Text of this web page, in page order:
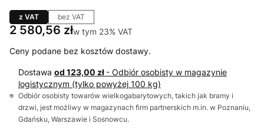
z VAT bez VAT
Cena
2 580,56 złw tym 23% VAT
w tym 23% VAT
Ceny podane bez kosztów dostawy.
Dostawa od 123,00 zł - Odbiór osobisty w magazynie
logistycznym (tylko powyżej 100 kg)
Odbiór osobisty towarów wielkogabarytowych, takich jak bramy i
drzwi, jest możliwy w magazynach firm partnerskich m.in. w Poznaniu,
Gdańsku, Warszawie i Sosnowcu.